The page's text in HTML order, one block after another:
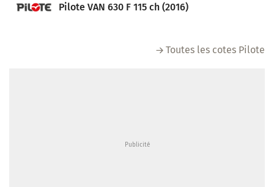
Pilote VAN 630 F 115 ch (2016)
Toutes les cotes Pilote